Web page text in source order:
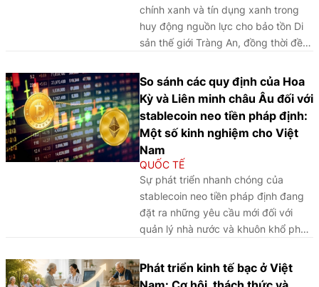
chính xanh và tín dụng xanh trong
huy động nguồn lực cho bảo tồn Di
sản thế giới Tràng An, đồng thời đề
tải môi trường nhằm nâng cao hiệu
quả phát triển bền vững.
So sánh các quy định của Hoa
Kỳ và Liên minh châu Âu đối với
stablecoin neo tiền pháp định:
Một số kinh nghiệm cho Việt
Nam
QUỐC TẾ
Sự phát triển nhanh chóng của
stablecoin neo tiền pháp định đang
đặt ra những yêu cầu mới đối với
quản lý nhà nước và khuôn khổ pháp
kinh nghiệm quốc tế, bài viết làm rõ
các vấn đề pháp lý cốt lõi, đồng thời
Phát triển kinh tế bạc ở Việt